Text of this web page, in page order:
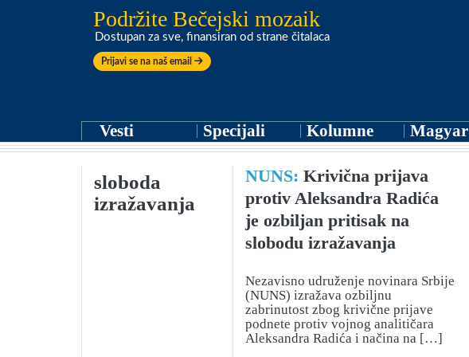
Podržite Bečejski mozaik
Dostupan za sve, finansiran od strane čitalaca
Prijavi se na naš email
Vesti Specijali Kolumne Magyar
sloboda
izražavanja
NUNS: Krivična prijava
protiv Aleksandra Radića
je ozbiljan pritisak na
slobodu izražavanja
Nezavisno udruženje novinara Srbije
(NUNS) izražava ozbiljnu
zabrinutost zbog krivične prijave
podnete protiv vojnog analitičara
Aleksandra Radića i načina na […]